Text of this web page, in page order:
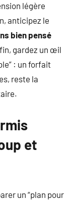
légère
anticipez le
bien pensé
gardez un œil
: un forfait
reste la
et
un “plan pour